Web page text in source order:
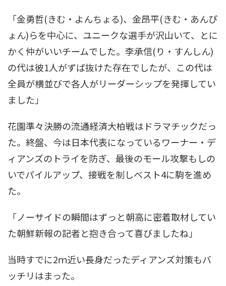
「金勇哲(きむ・よんちょる)、金昂平(きむ・あんぴ
ょん)らを中心に、ユニークな選手が沢山いて、とに
かく仲がいいチームでした。李承信(り・すんしん)
の代は彼1人がずば抜けた存在でしたが、この代は
全員が横並びで各人がリーダーシップを発揮してい
ました」
花園準々決勝の流通経済大柏戦はドラマチックだっ
た。終盤、今は日本代表になっているワーナー・デ
ィアンズのトライを防ぎ、最後のモール攻撃もしの
いでパイルアップ、接戦を制しベスト4に駒を進め
た。
「ノーサイドの瞬間はずっと朝高に密着取材してい
た朝鮮新報の記者と抱き合って喜びましたね」
当時すでに2ｍ近い長身だったディアンズ対策もバ
ッチリはまった。